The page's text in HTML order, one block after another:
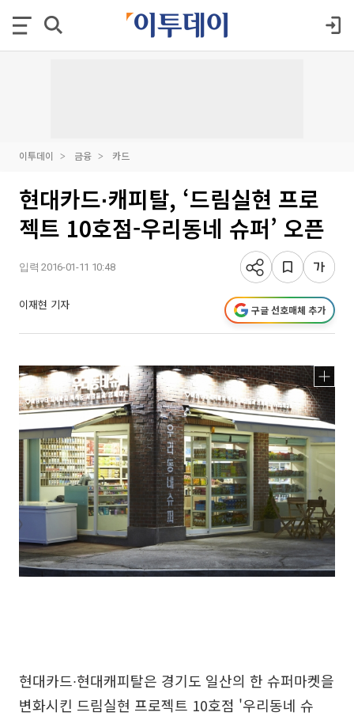
이투데이 금융 카드
현대카드∙캐피탈, ‘드림실현 프로
젝트 10호점-우리동네 슈퍼’ 오픈
입력 2016-01-11 10:48
이재현 기자 구글 선호매체 추가
현대카드∙현대캐피탈은 경기도 일산의 한 슈퍼마켓을
변화시킨 드림실현 프로젝트 10호점 '우리동네 슈